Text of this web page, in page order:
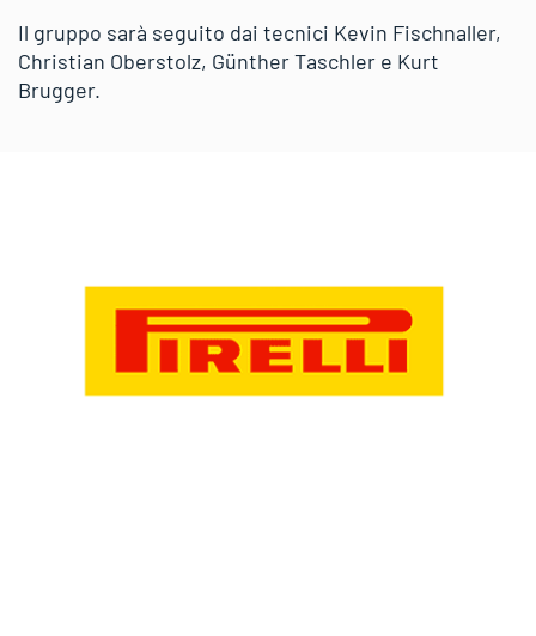
Il gruppo sarà seguito dai tecnici Kevin Fischnaller,
Christian Oberstolz, Günther Taschler e Kurt
Brugger.